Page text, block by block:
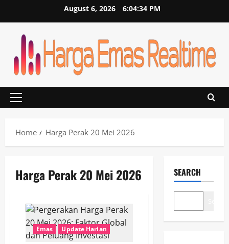
August 6, 2026 6:04:34 PM
Primary
Home
Harga Perak 20 Mei 2026
Harga Perak 20 Mei 2026
Emas Update Harian
SEARCH